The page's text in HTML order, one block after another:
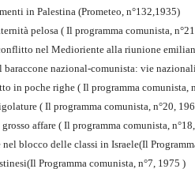
in Palestina (Prometeo, n°132,1935)
pelosa ( Il programma comunista,
nel Medioriente alla riunione
baraccone nazional-comunista: vie
in poche righe ( Il programma comunista,
( Il programma comunista, n°20,
affare ( Il programma comunista,
blocco delle classi in Israele(Il
Programma comunista, n°7, 1975 )